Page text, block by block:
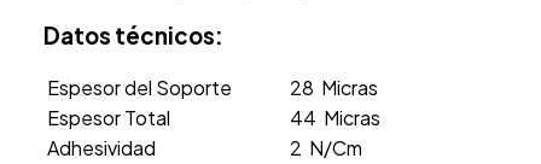
Datos técnicos:
Espesor del Soporte
28 Micras
Espesor Total
44 Micras
Adhesividad
2 N/Cm